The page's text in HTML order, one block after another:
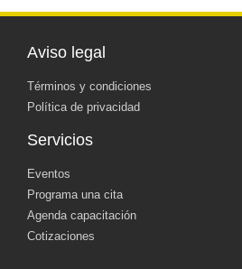
Aviso legal
Términos y condiciones
Política de privacidad
Servicios
Eventos
Programa una cita
Agenda capacitación
Cotizaciones